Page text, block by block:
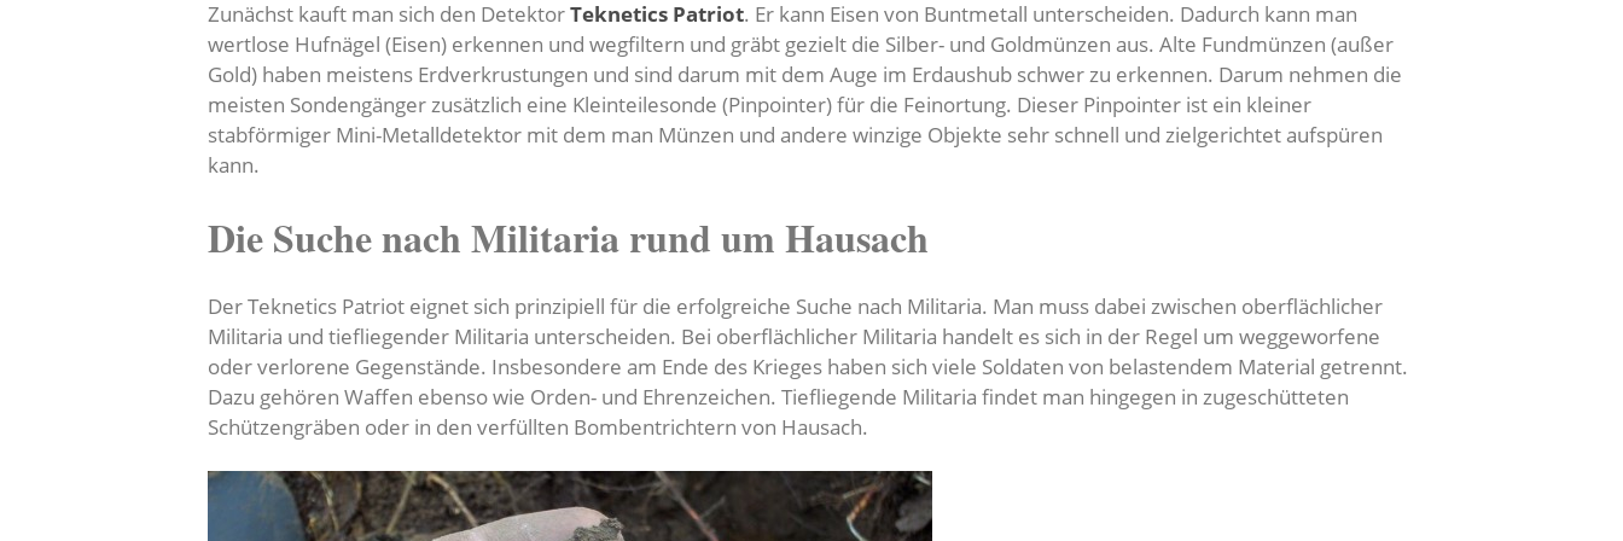
Zunächst kauft man sich den DetektorTeknetics Patriot. Er kann Eisen von Buntmetall unterscheiden. Dadurch kann man
wertlose Hufnägel (Eisen) erkennen und wegfiltern und gräbt gezielt die Silber- und Goldmünzen aus. Alte Fundmünzen (außer
Gold) haben meistens Erdverkrustungen und sind darum mit dem Auge im Erdaushub schwer zu erkennen. Darum nehmen die
meisten Sondengänger zusätzlich eine Kleinteilesonde (Pinpointer) für die Feinortung. Dieser Pinpointer ist ein kleiner
stabförmiger Mini-Metalldetektor mit dem man Münzen und andere winzige Objekte sehr schnell und zielgerichtet aufspüren
kann.
Die Suche nach Militaria rund um Hausach
Der Teknetics Patriot eignet sich prinzipiell für die erfolgreiche Suche nach Militaria. Man muss dabei zwischen oberflächlicher
Militaria und tiefliegender Militaria unterscheiden. Bei oberflächlicher Militaria handelt es sich in der Regel um weggeworfene
oder verlorene Gegenstände. Insbesondere am Ende des Krieges haben sich viele Soldaten von belastendem Material getrennt.
Dazu gehören Waffen ebenso wie Orden- und Ehrenzeichen. Tiefliegende Militaria findet man hingegen in zugeschütteten
Schützengräben oder in den verfüllten Bombentrichtern von Hausach.